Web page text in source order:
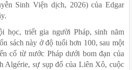
Sinh Viện dịch, 2026) của Edgar
học, triết gia người Pháp, sinh năm
sách này ở độ tuổi hơn 100, sau một
cố từ nước Pháp dưới bom đạn của
Algérie, sự sụp đổ của Liên Xô, cuộc